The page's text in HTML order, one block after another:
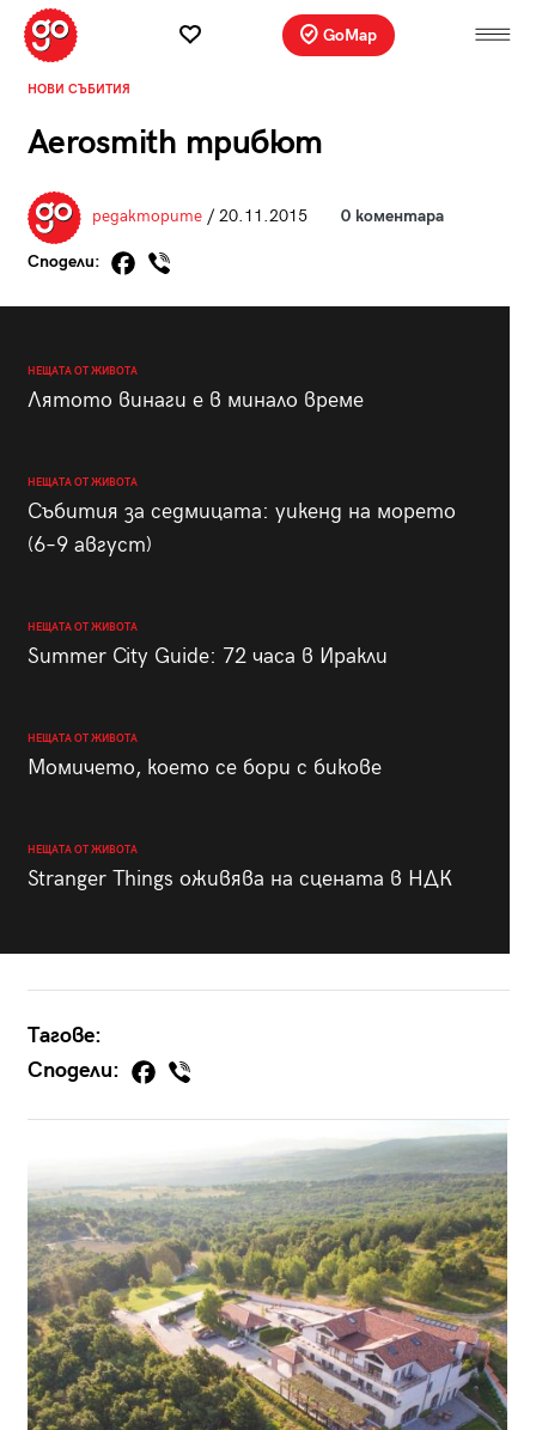
GoMap
НОВИ СЪБИТИЯ
Aerosmith трибют
редакторите/ 20.11.2015 0 коментара
Сподели:
НЕЩАТА ОТ ЖИВОТА
Лятото винаги е в минало време
НЕЩАТА ОТ ЖИВОТА
Събития за седмицата: уикенд на морето
(6–9 август)
НЕЩАТА ОТ ЖИВОТА
Summer City Guide: 72 часа в Иракли
НЕЩАТА ОТ ЖИВОТА
Момичето, което се бори с бикове
НЕЩАТА ОТ ЖИВОТА
Stranger Things оживява на сцената в НДК
Тагове:
Сподели: